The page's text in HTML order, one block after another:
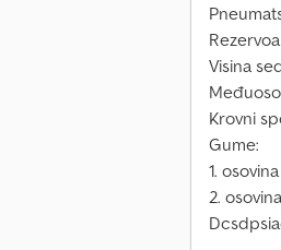
Visina
Krovni
Gume:
1.
2.